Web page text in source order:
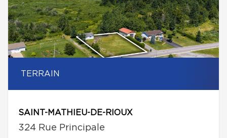
TERRAIN
SAINT-MATHIEU-DE-RIOUX
324 Rue Principale